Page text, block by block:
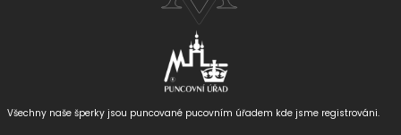
Všechny naše šperky jsou puncované pucovním úřadem kde jsme registrováni.